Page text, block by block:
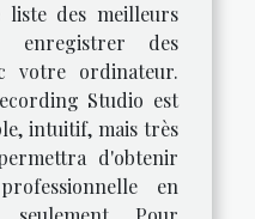
liste des meilleurs
enregistrer des
votre ordinateur.
Studio est
intuitif, mais très
d'obtenir
en